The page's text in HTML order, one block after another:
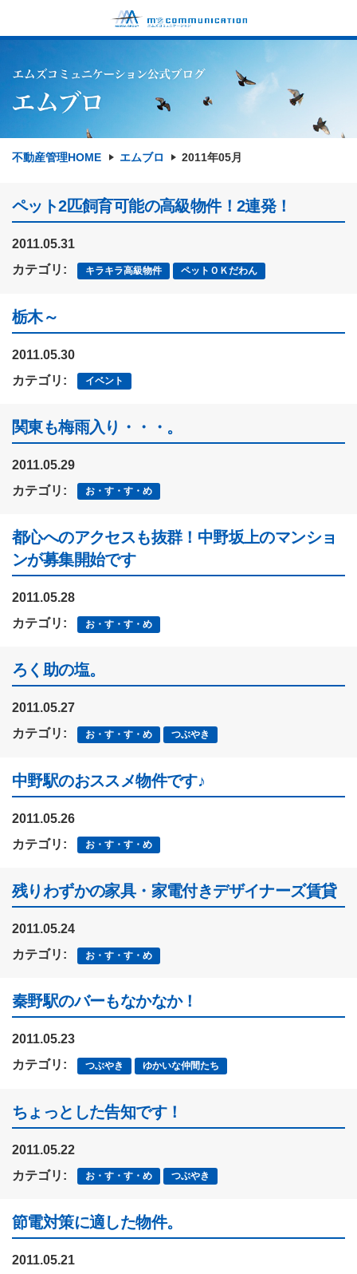
不動産管理HOME エムブロ 2011年05月
ペット2匹飼育可能の高級物件！2連発！
2011.05.31
カテゴリ:
キラキラ高級物件 ペットＯＫだわん
栃木～
2011.05.30
カテゴリ:
イベント
関東も梅雨入り・・・。
2011.05.29
カテゴリ:
お・す・す・め
都心へのアクセスも抜群！中野坂上のマンショ
ンが募集開始です
2011.05.28
カテゴリ:
お・す・す・め
ろく助の塩。
2011.05.27
カテゴリ:
お・す・す・め つぶやき
中野駅のおススメ物件です♪
2011.05.26
カテゴリ:
お・す・す・め
残りわずかの家具・家電付きデザイナーズ賃貸
2011.05.24
カテゴリ:
お・す・す・め
秦野駅のバーもなかなか！
2011.05.23
カテゴリ:
つぶやき ゆかいな仲間たち
ちょっとした告知です！
2011.05.22
カテゴリ:
お・す・す・め つぶやき
節電対策に適した物件。
2011.05.21